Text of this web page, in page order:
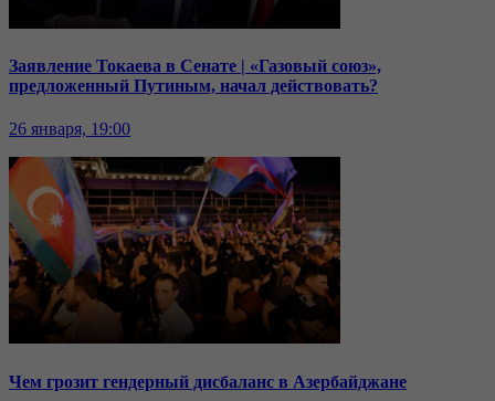
Заявление Токаева в Сенате | «Газовый союз»,
предложенный Путиным, начал действовать?
26 января, 19:00
Чем грозит гендерный дисбаланс в Азербайджане